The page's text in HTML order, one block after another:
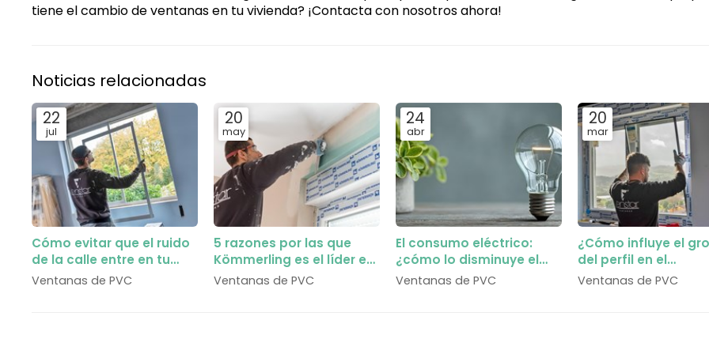
tiene el cambio de ventanas en tu vivienda? ¡Contacta con nosotros ahora!
Noticias relacionadas
22
jul
Cómo evitar que el ruido
de la calle entre en tu
dormitorio gracias al
Ventanas de PVC
20
may
5 razones por las que
Kömmerling es el líder en
perfiles de PVC
Ventanas de PVC
24
abr
El consumo eléctrico:
¿cómo lo disminuye el
cambio de ventanas?
Ventanas de PVC
20
mar
¿Cómo influye el
del perfil en el
aislamiento total de
Ventanas de PVC